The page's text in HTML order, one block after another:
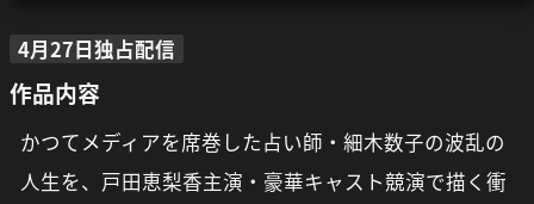
4月27日独占配信
作品内容
かつてメディアを席巻した占い師・細木数子の波乱の
人生を、戸田恵梨香主演・豪華キャスト競演で描く衝